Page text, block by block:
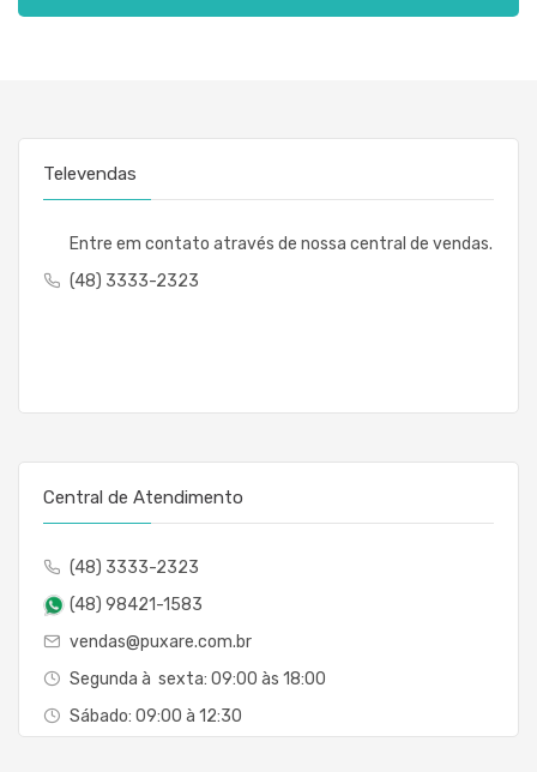
Televendas
Entre em contato através de nossa central de vendas.
(48) 3333-2323
Central de Atendimento
(48) 3333-2323
(48) 98421-1583
vendas@puxare.com.br
Segunda à sexta: 09:00 às 18:00
Sábado: 09:00 à 12:30